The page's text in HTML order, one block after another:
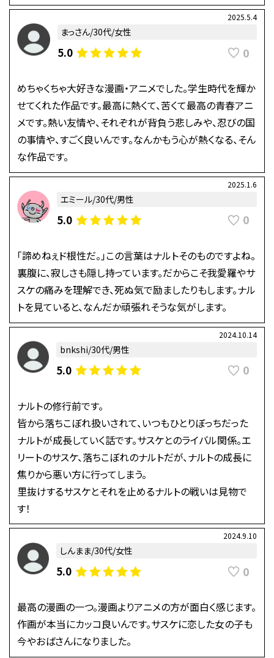
2025.5.4
まっさん/30代/女性
5.0 0
めちゃくちゃ大好きな漫画・アニメでした。学生時代を輝か
せてくれた作品です。最高に熱くて、苦くて最高の青春アニ
メです。熱い友情や、それぞれが背負う悲しみや、忍びの国
の事情や、すごく良いんです。なんかもう心が熱くなる、そん
な作品です。
2025.1.6
エミール/30代/男性
5.0 0
「諦めねぇド根性だ。」この言葉はナルトそのものですよね。
裏腹に、寂しさも隠し持っています。だからこそ我愛羅やサ
スケの痛みを理解でき、死ぬ気で励ましたりもします。ナル
トを見ていると、なんだか頑張れそうな気がします。
2024.10.14
bnkshi/30代/男性
5.0 0
ナルトの修行前です。
皆から落ちこぼれ扱いされて、いつもひとりぼっちだった
ナルトが成長していく話です。サスケとのライバル関係。エ
リートのサスケ、落ちこぼれのナルトだが、ナルトの成長に
焦りから悪い方に行ってしまう。
里抜けするサスケとそれを止めるナルトの戦いは見物で
す！
2024.9.10
しんまま/30代/女性
5.0 0
最高の漫画の一つ。漫画よりアニメの方が面白く感じます。
作画が本当にカッコ良いんです。サスケに恋した女の子も
今やおばさんになりました。